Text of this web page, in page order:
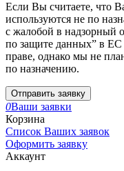
Если Вы считаете, что
используются не по
с жалобой в надзорный
по защите данных” в
праве, однако мы не
по назначению.
Отправить заявку
0Ваши заявки
Корзина
Список Ваших заявок
Оформить заявку
Аккаунт